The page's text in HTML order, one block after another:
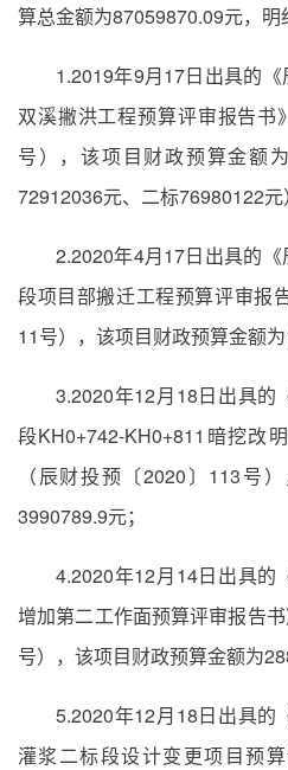
算总金额为87059870.09元，明
1.2019年9月17日出具的
双溪撇洪工程预算评审报告书
号），该项目财政预算金额
72912036元、二标76980122元
2.2020年4月17日出具的
段项目部搬迁工程预算评审报
11号），该项目财政预算金额为
3.2020年12月18日出具的
段KH0+742-KH0+811暗挖改
（辰财投预〔2020〕113号
3990789.9元；
4.2020年12月14日出具的
增加第二工作面预算评审报告
号），该项目财政预算金额为
5.2020年12月18日出具的
灌浆二标段设计变更项目预